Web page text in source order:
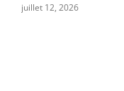
juillet 12, 2026